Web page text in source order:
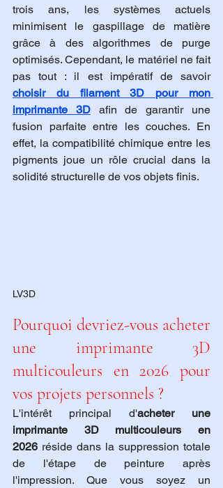
trois ans, les systèmes actuels
minimisent le gaspillage de matière
grâce à des algorithmes de purge
optimisés. Cependant, le matériel ne fait
pas tout : il est impératif de savoir
choisir du filament 3D pour mon
imprimante 3D afin de garantir une
fusion parfaite entre les couches. En
effet, la compatibilité chimique entre les
pigments joue un rôle crucial dans la
solidité structurelle de vos objets finis.
LV3D
Pourquoi devriez-vous acheter
une imprimante 3D
multicouleurs en 2026 pour
vos projets personnels ?
L'intérêt principal d'acheter une
imprimante 3D multicouleurs en
2026 réside dans la suppression totale
de l'étape de peinture après
l'impression. Que vous soyez un